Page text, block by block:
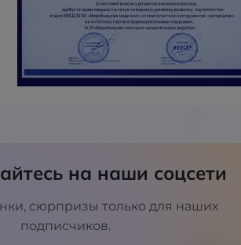
на наши соцсети
сюрпризы только для наших
подписчиков.